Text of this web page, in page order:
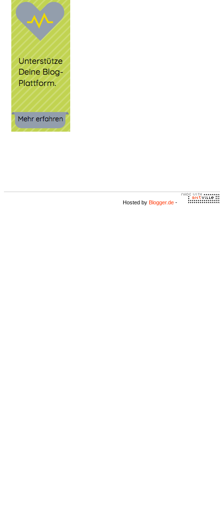
Hosted by Blogger.de -